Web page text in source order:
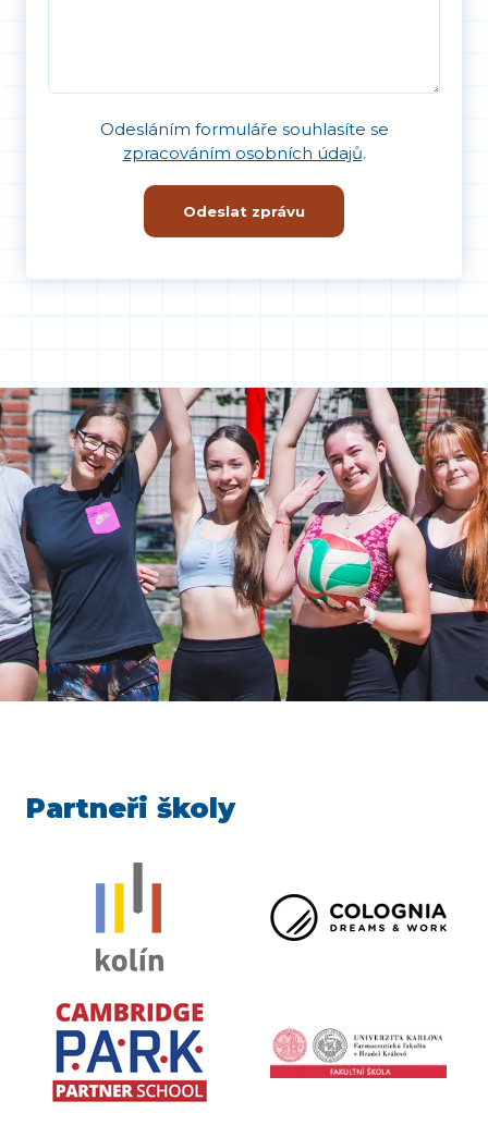
Odesláním formuláře souhlasíte se
zpracováním osobních údajů.
Odeslat zprávu
Partneři školy